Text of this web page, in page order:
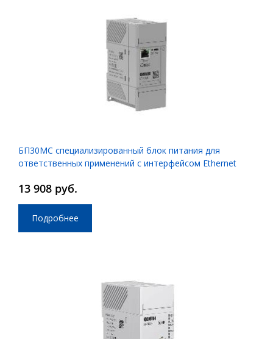
БП30МС специализированный блок питания для
ответственных применений с интерфейсом Ethernet
13 908 руб.
Подробнее